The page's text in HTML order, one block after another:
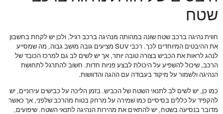
שטח
חווית נהיגה ברכב שטח שונה במהותה מנהיגה ברכב רגיל, ולכן יש לקחת בחשבון
את ההיבטים המיוחדים לכך. רכבי SUV מציעים גובה מושב גבוה, מה שמסייע
לנהג לראות את הכביש בצורה טובה יותר, אך יש לשים לב גם למרכז הכובד של
הרכב, שיכול להשפיע על היכולת לבצע פניות חדות. חשוב להתרגל לתחושת
הנהיגה ולשמור על מיקוד בעבודה עם ההגה והדוושות.
כמו כן, יש לשים לב לתנאי השטח של הכביש. בזמן הליכה על כבישים עירוניים, יש
להקפיד על כללים בסיסיים כמו שמירה על מרחק בטוח מהרכב שלפני, אך כאשר
מדובר בנסיעה בשטח, יש להתאים את מהירות הנהיגה לתנאי השטח. שיפועים,